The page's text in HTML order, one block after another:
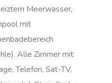
Meerwasser,
mit
Alle Zimmer mit
Telefon, Sat-TV,